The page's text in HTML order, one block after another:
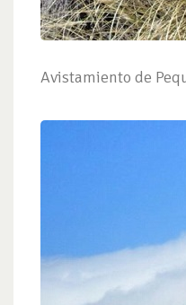
Avistamiento de